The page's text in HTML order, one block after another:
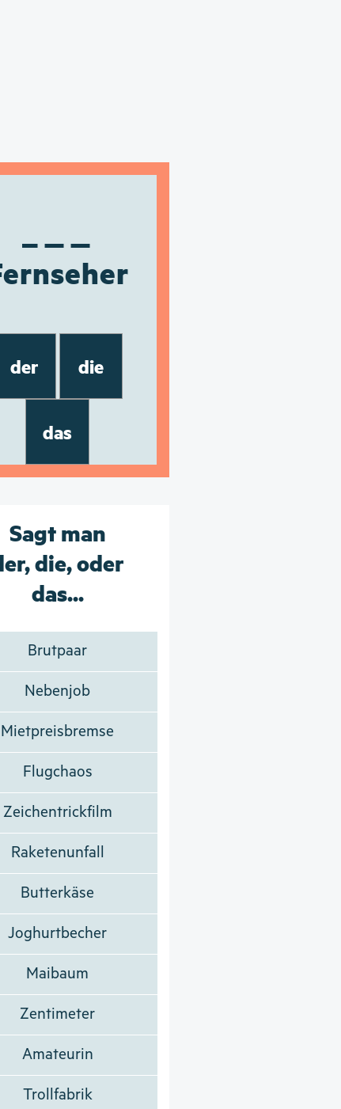
der die
das
Sagt man
die, oder
das...
Brutpaar
Nebenjob
Mietpreisbremse
Flugchaos
Zeichentrickfilm
Raketenunfall
Butterkäse
Joghurtbecher
Maibaum
Zentimeter
Amateurin
Trollfabrik